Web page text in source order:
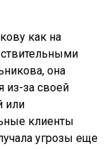
как на
она
из-за своей
или
клиенты
угрозы еще